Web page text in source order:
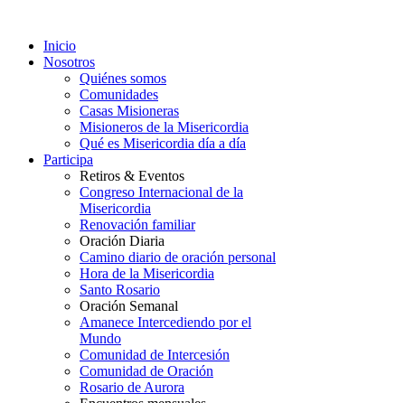
Inicio
Nosotros
Quiénes somos
Comunidades
Casas Misioneras
Misioneros de la Misericordia
Qué es Misericordia día a día
Participa
Retiros & Eventos
Congreso Internacional de la
Misericordia
Renovación familiar
Oración Diaria
Camino diario de oración personal
Hora de la Misericordia
Santo Rosario
Oración Semanal
Amanece Intercediendo por el
Mundo
Comunidad de Intercesión
Comunidad de Oración
Rosario de Aurora